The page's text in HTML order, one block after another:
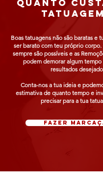
QUANTO
Boas tatuagens não são baratas e
ser barato com teu próprio corpo.
sempre são possíveis e as
podem demorar algum tempo
resultados
Conta-nos a tua ideia e
estimativa de quanto tempo e
precisar para a tua
fazer